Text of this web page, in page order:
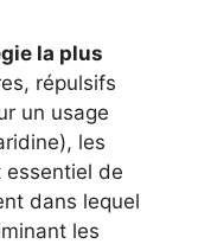
la plus
répulsifs
un usage
les
essentiel de
dans lequel
les